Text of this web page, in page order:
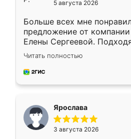
5 августа 2026
Больше всех мне
предложение от компании
Елены Сергеевой.
короткие сроки
для замера сотрудник
предложил по моему
Читать полностью
Ярослава
3 августа 2026